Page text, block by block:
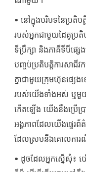
• នៅក្នុងបរិបទនៃប្រតិប
របស់អ្នកជាមួយដៃគូប្រតិ
ទីប្រឹក្សា និងភាគីទីបីផ្សេ
បញ្ចប់ប្រតិបត្តិការសា
គ្នាជាមួយក្រុមហ៊ុនផ្សេង
របស់យើងទាំងអស់ ឬមួយផ្
កើតឡើង យើងនឹងប្រើប្
អង្គភាពដែលយើងផ្ទេរព័
ដែលស្របនឹងគោលការ
• ដូចដែលអ្នកស្នើសុំ៖